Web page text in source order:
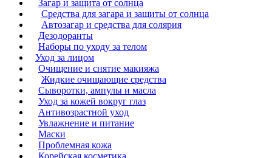
Загар и защита от солнца
Средства для загара и защиты от солнца
Автозагар и средства для солярия
Дезодоранты
Наборы по уходу за телом
Уход за лицом
Очищение и снятие макияжа
Жидкие очищающие средства
Сыворотки, ампулы и масла
Уход за кожей вокруг глаз
Антивозрастной уход
Увлажнение и питание
Маски
Проблемная кожа
Корейская косметика